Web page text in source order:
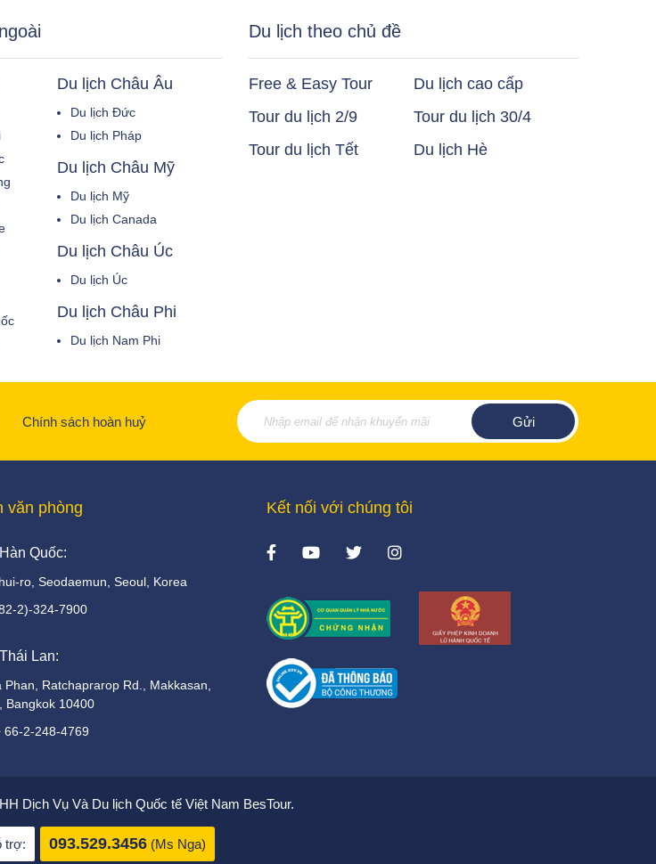
Du lịch Châu Âu
Du lịch Đức
Du lịch Pháp
Du lịch Châu Mỹ
Du lịch Mỹ
Du lịch Canada
Du lịch Châu Úc
Du lịch Úc
Du lịch Châu Phi
Du lịch Nam Phi
Du lịch theo chủ đề
Free & Easy Tour
Du lịch cao cấp
Tour du lịch 2/9
Tour du lịch 30/4
Tour du lịch Tết
Du lịch Hè
Chính sách hoàn huỷ
văn phòng
Quốc:
ro, Seodaemun, Seoul, Korea
2)-324-7900
Lan:
Phan, Ratchaprarop Rd.,
Makkasan,
Bangkok 10400
66-2-248-4769
Kết nối với chúng tôi
Dịch Vụ Và Du lịch Quốc tế Việt Nam BesTour.
trợ: 093.529.3456 (Ms Nga)